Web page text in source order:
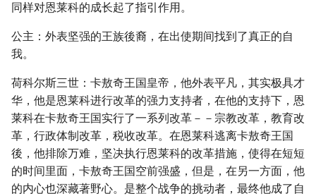
同样对恩莱科的成长起了指引作用。
公主：外表坚强的王族後裔，在出使期间找到了真正的自
我。
荷科尔斯三世：卡敖奇王国皇帝，他外表平凡，其实极具才
华，他是恩莱科进行改革的强力支持者，在他的支持下，恩
莱科在卡敖奇王国实行了一系列改革－－宗教改革，教育改
革，行政体制改革，税收改革。在恩莱科逃离卡敖奇王国
後，他排除万难，坚决执行恩莱科的改革措施，使得在短短
的时间里面，卡敖奇王国空前强盛，但是，在另一方面，他
的内心也深藏著野心。是整个战争的挑动者，最终他成了自